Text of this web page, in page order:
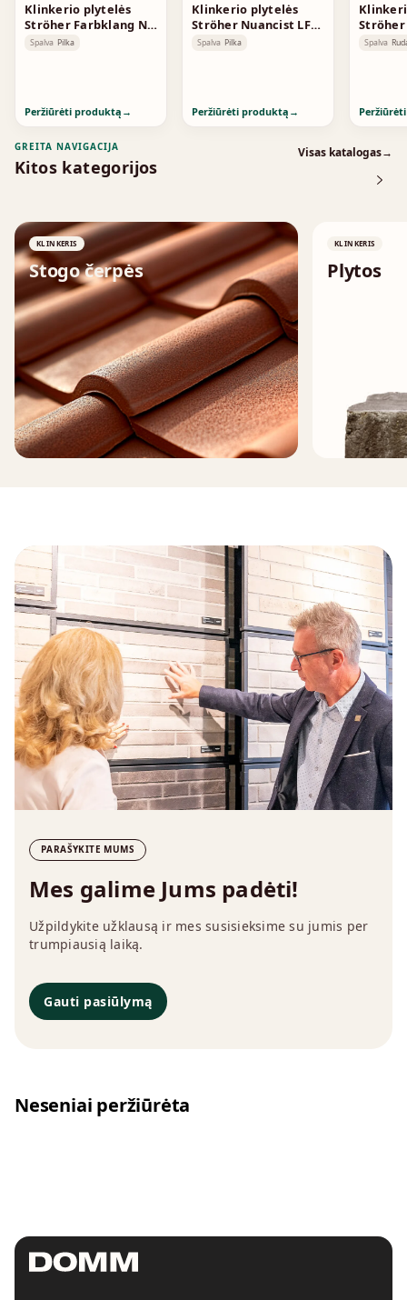
Klinkerio plytelės
Ströher Farbklang NF
Greybunt 2178
Spalva Pilka
Peržiūrėti produktą →
Klinkerio plytelės
Ströher Nuancist LF
Greige 1872
Spalva Pilka
Peržiūrėti produktą →
Ströher
Red
Spalva
GREITA NAVIGACIJA
Kitos kategorijos
Visas katalogas→
KLINKERIS
Stogo čerpės
↗
KLINKERIS
Plytos
PARAŠYKITE MUMS
Mes galime Jums padėti!
Užpildykite užklausą ir mes susisieksime su jumis per
trumpiausią laiką.
Gauti pasiūlymą
Neseniai peržiūrėta